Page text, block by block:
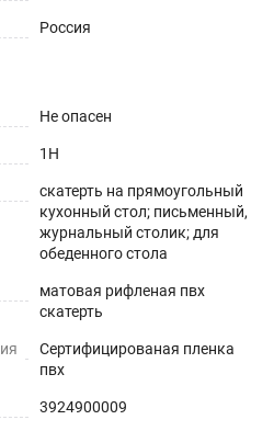
используемых ПВХ-
нескользкости и
и в способе укладки на
Россия
Не опасен
1H
скатерть на прямоугольный
кухонный стол; письменный,
журнальный столик; для
обеденного стола
матовая рифленая пвх
скатерть
Сертифицированая пленка
пвх
3924900009